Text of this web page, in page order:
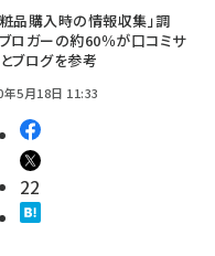
粧品購入時の情報収集」調
ロガーの約60％が口コミサ
ブログを参考
年5月18日 11:33
22